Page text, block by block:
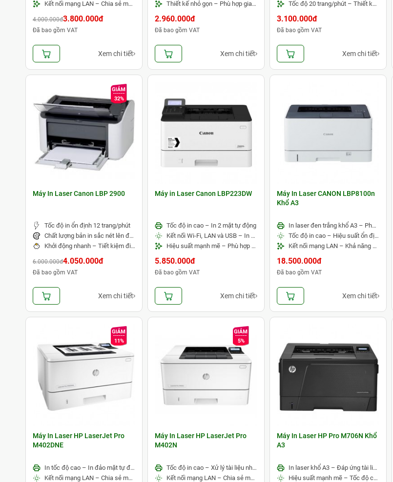
Kết nối mạng LAN – Chia sẻ máy in dễ dàng
4.000.000đ3.800.000đ
Đã bao gồm VAT
Xem chi tiết
Thiết kế nhỏ gọn – Phù hợp gia đình và văn phòng nhỏ
2.960.000đ
Đã bao gồm VAT
Xem chi tiết
Tốc độ 20 trang/phút – Thiết kế nhỏ gọn, vận hành ổn định
3.100.000đ
Đã bao gồm VAT
Xem chi tiết
32%
Máy In Laser Canon LBP 2900
Tốc độ in ổn định 12 trang/phút
Chất lượng bản in sắc nét lên đến 2400 x 600 dpi
Khởi động nhanh – Tiết kiệm điện năng
6.000.000đ4.050.000đ
Đã bao gồm VAT
Xem chi tiết
Máy in Laser Canon LBP223DW
Tốc độ in cao – In 2 mặt tự động
Kết nối Wi-Fi, LAN và USB – In không dây tiện lợi
Hiệu suất mạnh mẽ – Phù hợp văn phòng in nhiều
5.850.000đ
Đã bao gồm VAT
Xem chi tiết
Máy In Laser CANON LBP8100n
Khổ A3
In laser đen trắng khổ A3 – Phù hợp văn phòng và thiết kế
Tốc độ in cao – Hiệu suất ổn định
Kết nối mạng LAN – Khả năng mở rộng khay giấy lớn
18.500.000đ
Đã bao gồm VAT
Xem chi tiết
11%
Máy In Laser HP LaserJet Pro
M402DNE
In tốc độ cao – In đảo mặt tự động
Kết nối mạng LAN – Chia sẻ máy in dễ dàng
5%
Máy In Laser HP LaserJet Pro
M402N
Tốc độ in cao – Xử lý tài liệu nhanh chóng
Kết nối mạng LAN – Chia sẻ máy in cho nhiều người dùng
Máy In Laser HP Pro M706N Khổ
A3
In laser khổ A3 – Đáp ứng tài liệu và bản vẽ kích thước lớn
Hiệu suất mạnh mẽ – Tốc độ cao, chất lượng sắc nét